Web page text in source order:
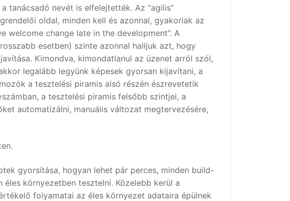
tanácsadó nevét is elfelejtették. Az “agilis”
oldal, minden kell és azonnal, gyakoriak az
change late in the development”. A
esetben) szinte azonnal halljuk azt, hogy
Kimondva, kimondatlanul az üzenet arról szól,
legalább legyünk képesek gyorsan kijavítani, a
a tesztelési piramis alsó részén észrevetetik
a tesztelési piramis felsőbb szintjei, a
automatizálni, manuális változat megtervezésére,
gyorsítása, hogyan lehet pár perces, minden build-
környezetben tesztelni. Közelebb kerül a
folyamatai az éles környezet adataira épülnek